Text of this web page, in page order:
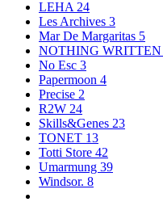
LEHA 24
Les Archives 3
Mar De Margaritas 5
NOTHING WRITTEN
No Esc 3
Papermoon 4
Precise 2
R2W 24
Skills&Genes 23
TONET 13
Totti Store 42
Umarmung 39
Windsor. 8